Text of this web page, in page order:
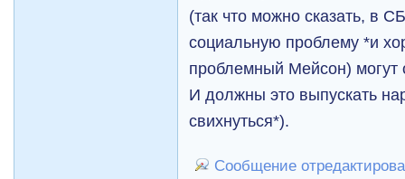
(так что можно сказать, в
социальную проблему *и
проблемный Мейсон) могут
И должны это выпускать
свихнуться*).
Сообщение